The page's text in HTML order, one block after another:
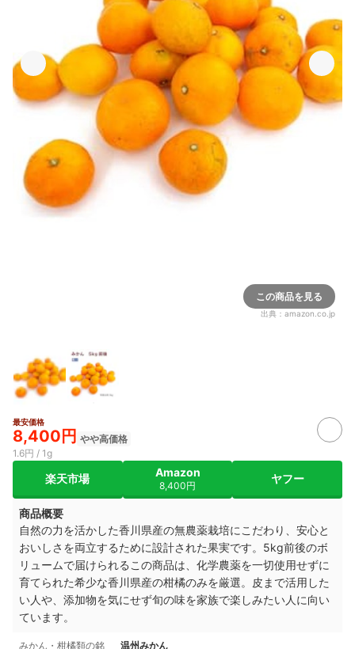
この商品を見る
出典： amazon.co.jp
最安価格
8,400円 やや高価格
1.6円 / 1g
楽天市場 Amazon
8,400円
ヤフー
商品概要
自然の力を活かした香川県産の無農薬栽培にこだわり、安心と
おいしさを両立するために設計された果実です。5kg前後のボ
リュームで届けられるこの商品は、化学農薬を一切使用せずに
育てられた希少な香川県産の柑橘のみを厳選。皮まで活用した
い人や、添加物を気にせず旬の味を家族で楽しみたい人に向い
ています。
みかん・柑橘類の銘
温州みかん